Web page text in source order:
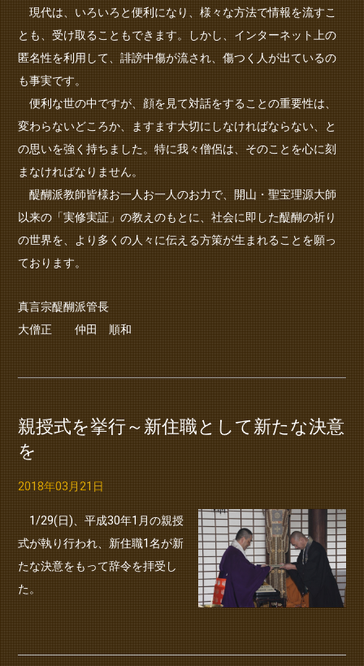
現代は、いろいろと便利になり、様々な方法で情報を流すこ
とも、受け取ることもできます。しかし、インターネット上の
匿名性を利用して、誹謗中傷が流され、傷つく人が出ているの
も事実です。
便利な世の中ですが、顔を見て対話をすることの重要性は、
変わらないどころか、ますます大切にしなければならない、と
の思いを強く持ちました。特に我々僧侶は、そのことを心に刻
まなければなりません。
醍醐派教師皆様お一人お一人のお力で、開山・聖宝理源大師
以来の「実修実証」の教えのもとに、社会に即した醍醐の祈り
の世界を、より多くの人々に伝える方策が生まれることを願っ
ております。
真言宗醍醐派管長
大僧正 仲田 順和
親授式を挙行～新住職として新たな決意
を
2018年03月21日
1/29(日)、平成30年1月の親授
式が執り行われ、新住職1名が新
たな決意をもって辞令を拝受し
た。